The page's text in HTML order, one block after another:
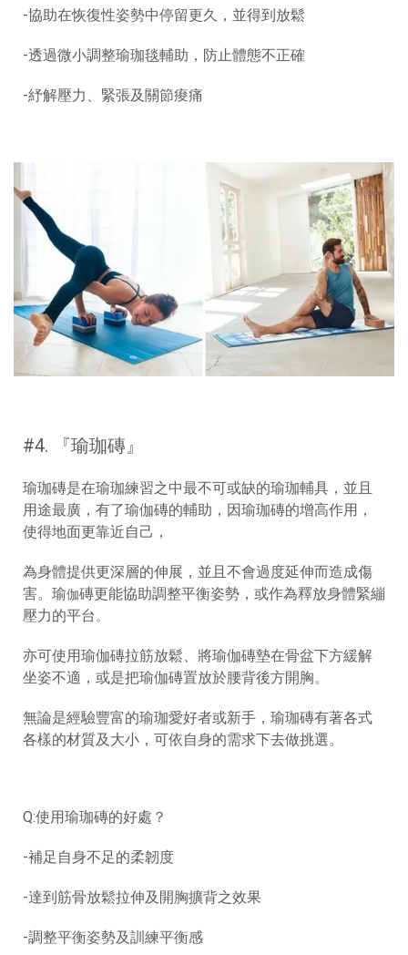
-協助在恢復性姿勢中停留更久，並得到放鬆
-透過微小調整瑜珈毯輔助，防止體態不正確
-紓解壓力、緊張及關節痠痛
#4. 『瑜珈磚 』
瑜珈磚是在瑜珈練習之中最不可或缺的瑜珈輔具，並且
用途最廣，有了瑜伽磚的輔助，因瑜珈磚的增高作用，
使得地面更靠近自己，
為身體提供更深層的伸展，並且不會過度延伸而造成傷
害。瑜伽磚更能協助調整平衡姿勢，或作為釋放身體緊繃
壓力的平台 。
亦可使用瑜伽磚拉筋放鬆、將瑜伽磚墊在骨盆下方緩解
坐姿不適，或是把瑜伽磚置放於腰背後方開胸。
無論是經驗豐富的瑜珈愛好者或新手，瑜珈磚有著各式
各樣的材質及大小，可依自身的需求下去做挑選。
Q:使用瑜珈磚的好處？
-補足自身不足的柔韌度
-達到筋骨放鬆拉伸及開胸擴背之效果
-調整平衡姿勢及訓練平衡感